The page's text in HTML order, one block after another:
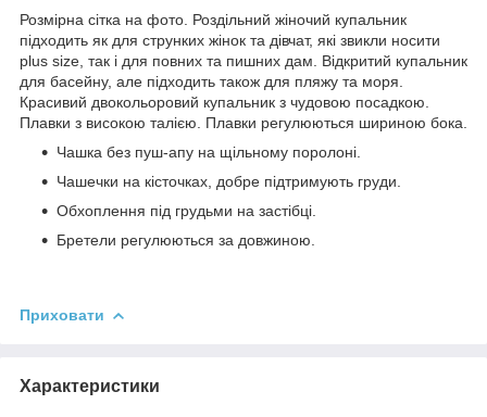
Розмірна сітка на фото. Роздільний жіночий купальник
підходить як для струнких жінок та дівчат, які звикли носити
plus size, так і для повних та пишних дам. Відкритий купальник
для басейну, але підходить також для пляжу та моря.
Красивий двокольоровий купальник з чудовою посадкою.
Плавки з високою талією. Плавки регулюються шириною бока.
Чашка без пуш-апу на щільному поролоні.
Чашечки на кісточках, добре підтримують груди.
Обхоплення під грудьми на застібці.
Бретели регулюються за довжиною.
Приховати
Характеристики